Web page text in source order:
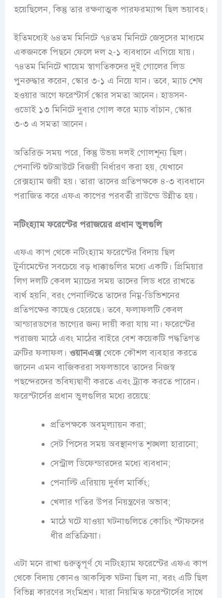
হয়েছিলেন, কিন্তু তার রক্ষণাত্মক পারফরম্যান্স ছিল ভয়াবহ।
ইতিমধ্যেই ৬৪তম মিনিটে ৭৪তম মিনিটে জেসুসের মাধ্যমে
একজনকে পিছনে ফেলে দল ২-১ ব্যবধানে এগিয়ে যায়।
৭৪তম মিনিটে খায়েম স্বাগতিকদের দুই গোলের লিড
পুনরুদ্ধার করেন, স্কোর ৩-১ এ নিয়ে যান। তবে, ম্যাচ শেষ
হওয়ার আগে ফরেস্টার্স স্কোর সমতা আনেন। হাডসন-
ওডোই ১৩ মিনিটে দুবার গোল করে ম্যাচ বাঁচান, স্কোর
৩-৩ এ সমতা আনেন।
অতিরিক্ত সময় পরে, কিন্তু উভয় দলই গোলশূন্য ছিল।
পেনাল্টি শুটআউটে বিজয়ী নির্ধারণ করা হয়, যেখানে
রেক্সহ্যাম জয়ী হয়। তারা তাদের প্রতিপক্ষকে ৪-৩ ব্যবধানে
পরাজিত করে এফএ কাপের পরবর্তী রাউন্ডে উন্নীত হয়।
নটিংহ্যাম ফরেস্টের পরাজয়ের প্রধান ভুলগুলি
এফএ কাপ থেকে নটিংহ্যাম ফরেস্টের বিদায় ছিল
টুর্নামেন্টের সবচেয়ে বড় ধাক্কাগুলির মধ্যে একটি। প্রিমিয়ার
লিগ দলটি কেবল ম্যাচের সময় তাদের লিড ধরে রাখতে
ব্যর্থ হয়নি, বরং পেনাল্টিতে তাদের নিম্ন-ডিভিশনের
প্রতিপক্ষের কাছেও হেরেছে। তবে, ফলাফলটি কেবল
আন্ডারডগের ভাগ্যের জন্য দায়ী করা যায় না। ফরেস্টের
পরাজয় মাঠে এবং মাঠের বাইরে বেশ কয়েকটি পদ্ধতিগত
ত্রুটির ফলাফল। ওয়ানএক্স থেকে কৌশল ব্যবহার করতে
জানেন এমন বাজিকররা সফলভাবে তাদের নিজস্ব
পছন্দেরদের ভবিষ্যদ্বাণী করতে এবং ট্র্যাক করতে পারেন।
ফরেস্টার্সের প্রধান ভুলগুলির মধ্যে রয়েছে:
প্রতিপক্ষকে অবমূল্যায়ন করা;
সেট পিসের সময় অবস্থানগত শৃঙ্খলা হারানো;
সেন্ট্রাল ডিফেন্ডারদের মধ্যে ব্যবধান;
পেনাল্টি এরিয়ায় দুর্বল মার্কিং;
খেলার গতির উপর নিয়ন্ত্রণের অভাব;
মাঠে ঘটে যাওয়া ঘটনাগুলিতে কোচিং স্টাফদের
ধীর প্রতিক্রিয়া।
এটা মনে রাখা গুরুত্বপূর্ণ যে নটিংহ্যাম ফরেস্টের এফএ কাপ
থেকে বিদায় কোনও আকস্মিক ঘটনা ছিল না, বরং এটি ছিল
বিভিন্ন কারণের সংমিশ্রণ। যারা নিয়মিত ফরেস্টার্সের সাথে